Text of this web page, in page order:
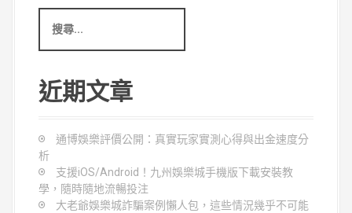
關
字
:近期文章
通博娛樂評價公開：真實玩家實測心得與出金速度分
析
支援iOS/Android！九州娛樂城手機版下載安裝教
學，隨時隨地流暢投注
大老爺娛樂城詐騙案例懶人包，這些情況幾乎不可能